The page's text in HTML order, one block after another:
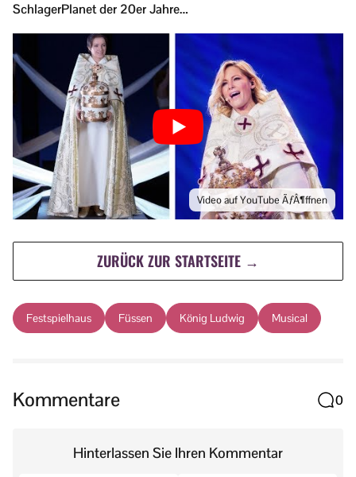
SchlagerPlanet der 20er Jahre…
Video auf YouTube ÃƒÂ¶ffnen
ZURÜCK ZUR STARTSEITE →
Festspielhaus Füssen König Ludwig Musical
Kommentare 0
Hinterlassen Sie Ihren Kommentar